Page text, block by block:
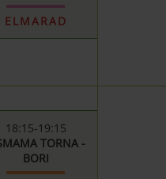
ELMARAD
18:15-19:15
TORNA -
BORI